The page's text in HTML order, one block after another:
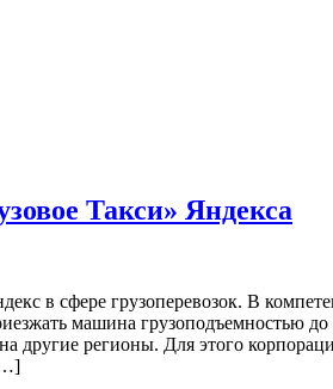
Такси» Яндекса
в сфере грузоперевозок. В
машина грузоподъемностью
другие регионы. Для этого